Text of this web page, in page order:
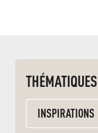
THÉMATIQUES
INSPIRATIONS